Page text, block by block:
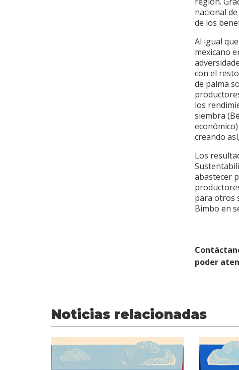
nacional
de los
Al igual
mexicano
con el
de palma
los
siembra
creando
Los
abastecer
para otros
Bimbo en
poder
Noticias relacionadas